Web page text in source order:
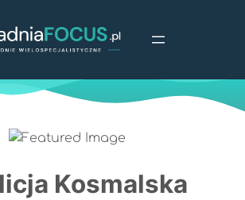
Kosmalska